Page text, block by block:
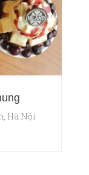
Hà Nội